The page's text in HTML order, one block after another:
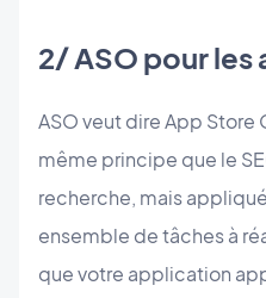
2/ ASO pour les
ASO veut dire App
même principe que le
recherche, mais
ensemble de tâches à
que votre application